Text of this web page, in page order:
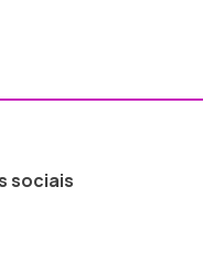
sociais
ao